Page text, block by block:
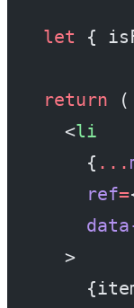
  let
{
  return
(
    <
li
      {
...
      ref
=
    >